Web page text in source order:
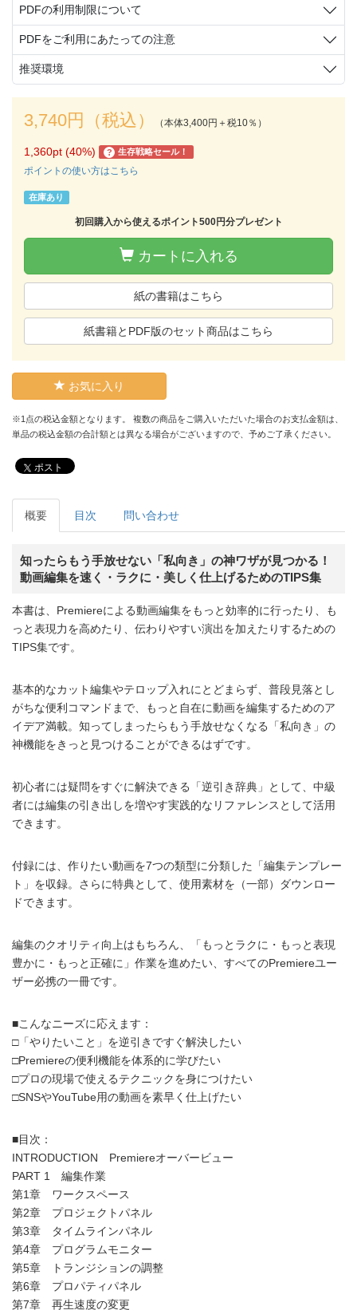
PDFの利用制限について
PDFをご利用にあたっての注意
推奨環境
3,740円（税込） （本体3,400円＋税10％）
1,360pt (40%) ? 生存戦略セール！
ポイントの使い方はこちら
在庫あり
初回購入から使えるポイント500円分プレゼント
カートに入れる
紙の書籍はこちら
紙書籍とPDF版のセット商品はこちら
お気に入り
※1点の税込金額となります。 複数の商品をご購入いただいた場合のお支払金額は、
単品の税込金額の合計額とは異なる場合がございますので、予めご了承ください。
ポスト
概要 目次 問い合わせ
知ったらもう手放せない「私向き」の神ワザが見つかる！
動画編集を速く・ラクに・美しく仕上げるためのTIPS集
本書は、Premiereによる動画編集をもっと効率的に行ったり、も
っと表現力を高めたり、伝わりやすい演出を加えたりするための
TIPS集です。
基本的なカット編集やテロップ入れにとどまらず、普段見落とし
がちな便利コマンドまで、もっと自在に動画を編集するためのア
イデア満載。知ってしまったらもう手放せなくなる「私向き」の
神機能をきっと見つけることができるはずです。
初心者には疑問をすぐに解決できる「逆引き辞典」として、中級
者には編集の引き出しを増やす実践的なリファレンスとして活用
できます。
付録には、作りたい動画を7つの類型に分類した「編集テンプレー
ト」を収録。さらに特典として、使用素材を（一部）ダウンロー
ドできます。
編集のクオリティ向上はもちろん、「もっとラクに・もっと表現
豊かに・もっと正確に」作業を進めたい、すべてのPremiereユー
ザー必携の一冊です。
■こんなニーズに応えます：
□「やりたいこと」を逆引きですぐ解決したい
□Premiereの便利機能を体系的に学びたい
□プロの現場で使えるテクニックを身につけたい
□SNSやYouTube用の動画を素早く仕上げたい
■目次：
INTRODUCTION Premiereオーバービュー
PART 1 編集作業
第1章 ワークスペース
第2章 プロジェクトパネル
第3章 タイムラインパネル
第4章 プログラムモニター
第5章 トランジションの調整
第6章 プロパティパネル
第7章 再生速度の変更